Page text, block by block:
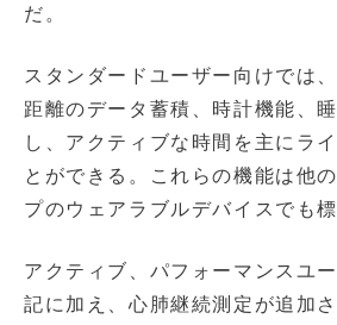
だ。
スタンダードユーザー向けでは
距離のデータ蓄積、時計機能、
し、アクティブな時間を主にラ
とができる。これらの機能は他
プのウェアラブルデバイスでも
アクティブ、パフォーマンスユ
記に加え、心肺継続測定が追加